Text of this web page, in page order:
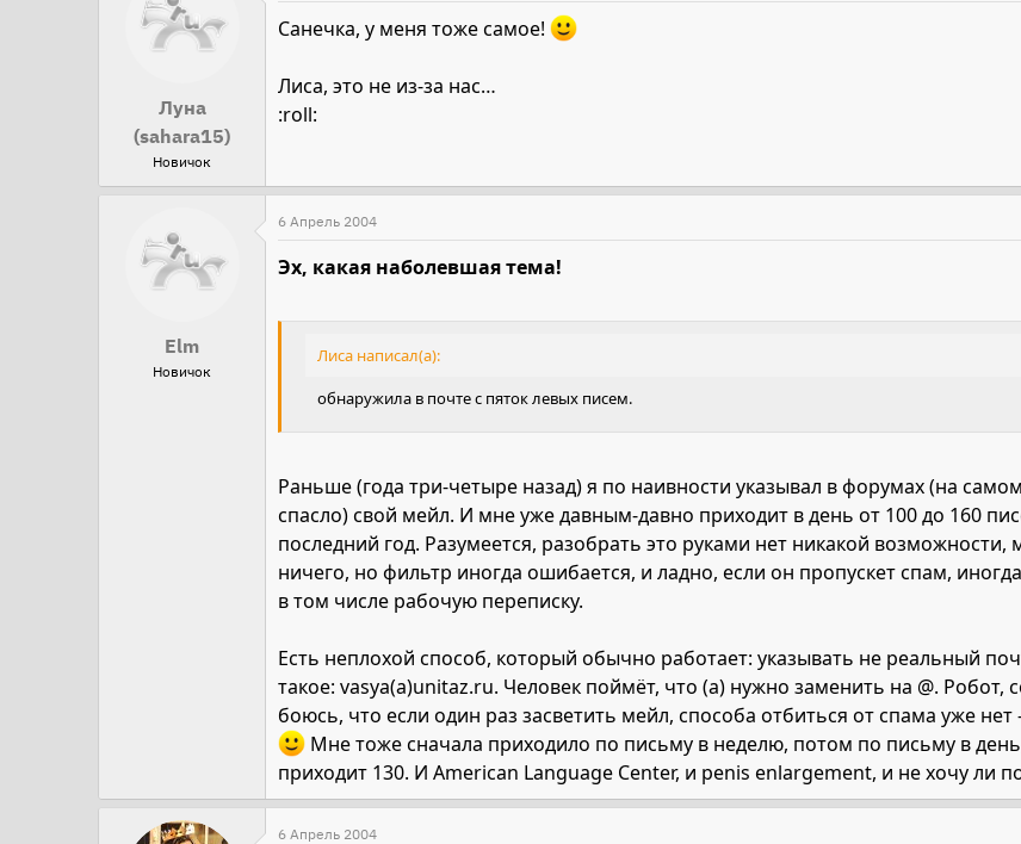
Луна
(sahara15)
Новичок
Санечка, у меня тоже самое!
Лиса, это не из-за нас…
:roll:
Elm
Новичок
6 Апрель 2004
Эх, какая наболевшая тема!
Лиса написал(а):
обнаружила в почте с пяток левых писем.
Раньше (года три-четыре назад) я по наивности указывал в форумах (на
спасло) свой мейл. И мне уже давным-давно приходит в день от 100 до 160
последний год. Разумеется, разобрать это руками нет никакой
ничего, но фильтр иногда ошибается, и ладно, если он пропускет спам,
в том числе рабочую переписку.
Есть неплохой способ, который обычно работает: указывать не реальный
такое: vasya(a)unitaz.ru. Человек поймёт, что (a) нужно заменить на @.
боюсь, что если один раз засветить мейл, способа отбиться от спама уже
Мне тоже сначала приходило по письму в неделю, потом по письму в
приходит 130. И American Language Center, и penis enlargement, и не хочу ли
6 Апрель 2004